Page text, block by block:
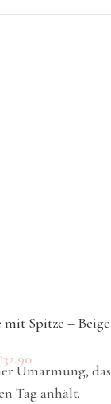
mit Spitze – Beige
32.90
Umarmung, das
Tag anhält.